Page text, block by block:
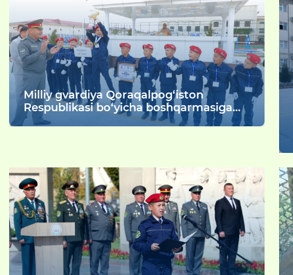
Milliy gvardiya Qoraqalpog‘iston
Respublikasi bo‘yicha boshqarmasiga
biriktirilgan "Jasorat maktablari"
gvardiyachilari" nomli harbiy-sport
musobaqasi tashkil etildi.